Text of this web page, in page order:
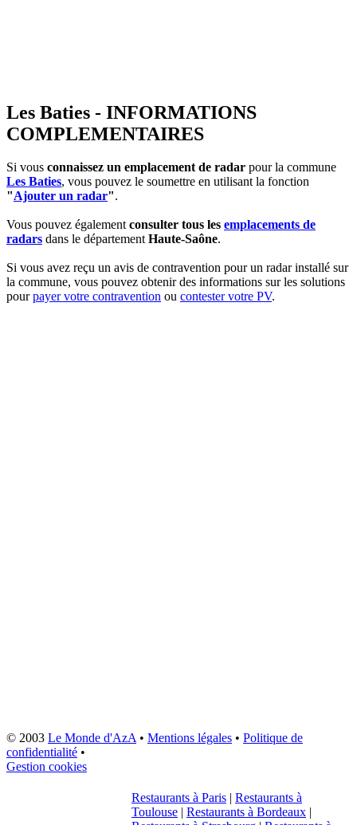
Les Baties - INFORMATIONS
COMPLEMENTAIRES
Si vous connaissez un emplacement de radar pour la commune
Les Baties, vous pouvez le soumettre en utilisant la fonction
"Ajouter un radar".
Vous pouvez égalementconsulter tous les emplacements de
radars dans le départementHaute-Saône.
Si vous avez reçu un avis de contravention pour un radar installé sur
la commune, vous pouvez obtenir des informations sur les solutions
pourpayer votre contravention ou contester votre PV.
© 2003 Le Monde d'AzA• Mentions légales • Politique de
confidentialité •
Gestion cookies
Restaurants à Paris | Restaurants à
Toulouse | Restaurants à Bordeaux |